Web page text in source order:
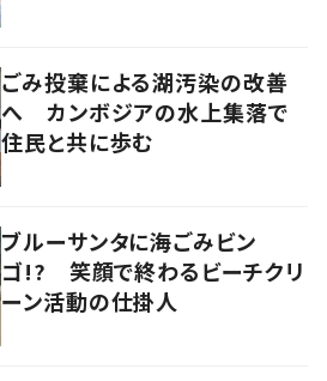
ごみ投棄による湖汚染の改善
へ カンボジアの水上集落で
住民と共に歩む
ブルーサンタに海ごみビン
ゴ!? 笑顔で終わるビーチクリ
ーン活動の仕掛人